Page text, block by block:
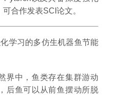
合作发表SCI论文。
习的多仿生机器鱼节能
中，鱼类存在集群游动
后鱼可以从前鱼摆动所脱